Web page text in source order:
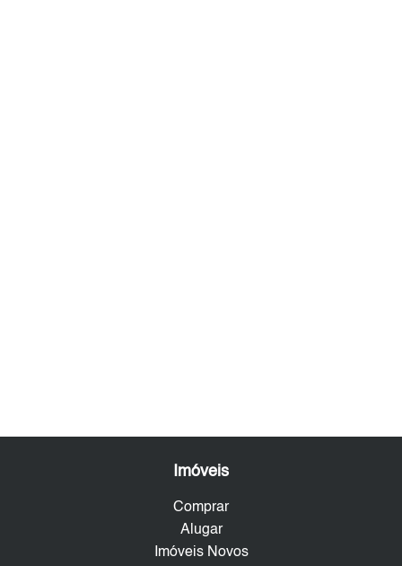
Imóveis
Comprar
Alugar
Imóveis Novos